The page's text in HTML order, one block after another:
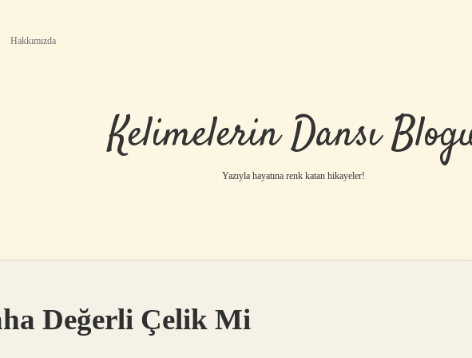
Hakkımızda
Kelimelerin Dansı
Yazıyla hayatına renk katan hikayeler!
Değerli Çelik Mi